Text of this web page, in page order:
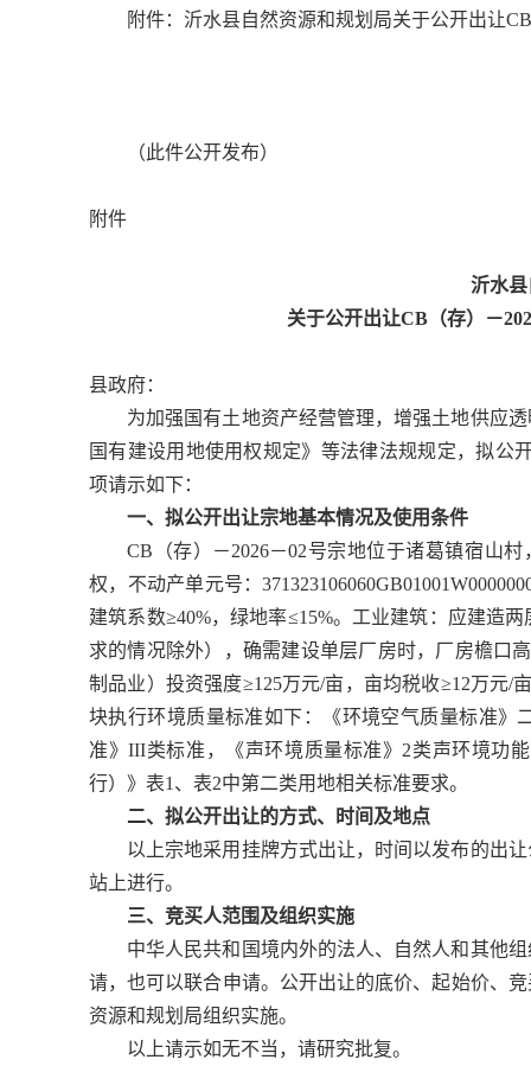
附件：沂水县自然资源和规划局关于公开出让
（此件公开发布）
附件
沂水
关于公开出让CB（存）－
县政府：
为加强国有土地资产经营管理，增强土地供应
国有建设用地使用权规定》等法律法规规定，拟公
项请示如下：
一、拟公开出让宗地基本情况及使用条件
CB（存）－2026－02号宗地位于诸葛镇宿山
权，不动产单元号：
建筑系数≥40%，绿地率≤15%。工业建筑：应建造
求的情况除外），确需建设单层厂房时，厂房檐口
制品业）投资强度≥125万元/亩，亩均税收≥12万元/
块执行环境质量标准如下：《环境空气质量标准
准》III类标准，《声环境质量标准》2类声环境功
行）》表1、表2中第二类用地相关标准要求。
二、拟公开出让的方式、时间及地点
以上宗地采用挂牌方式出让，时间以发布的出
站上进行。
三、竞买人范围及组织实施
中华人民共和国境内外的法人、自然人和其他
请，也可以联合申请。公开出让的底价、起始价、
资源和规划局组织实施。
以上请示如无不当，请研究批复。